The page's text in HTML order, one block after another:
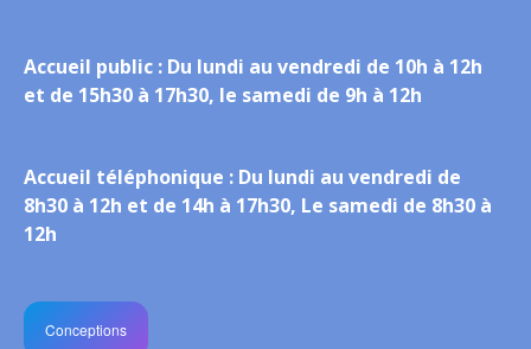
Accueil public : Du lundi au vendredi de 10h à 12h
et de 15h30 à 17h30, le samedi de 9h à 12h
Accueil téléphonique : Du lundi au vendredi de
8h30 à 12h et de 14h à 17h30, Le samedi de 8h30 à
12h
Conceptions